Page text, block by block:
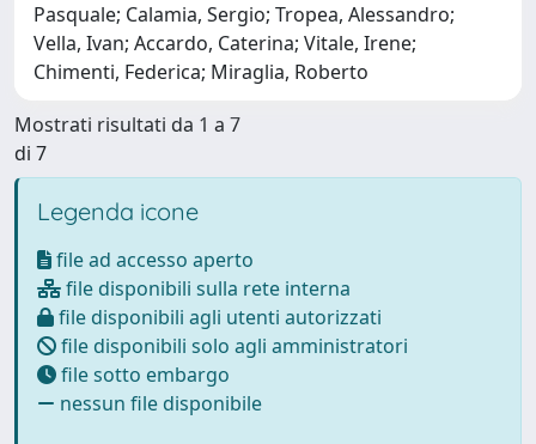
Pasquale; Calamia, Sergio; Tropea, Alessandro;
Vella, Ivan; Accardo, Caterina; Vitale, Irene;
Chimenti, Federica; Miraglia, Roberto
Mostrati risultati da 1 a 7
di 7
Legenda icone
file ad accesso aperto
file disponibili sulla rete interna
file disponibili agli utenti autorizzati
file disponibili solo agli amministratori
file sotto embargo
nessun file disponibile